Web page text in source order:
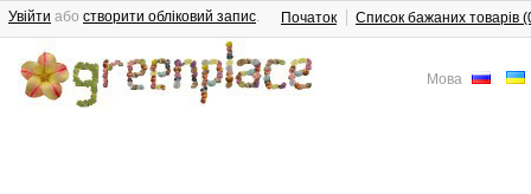
Мова
Увійти або створити обліковий запис. Початок Список бажаних товарів